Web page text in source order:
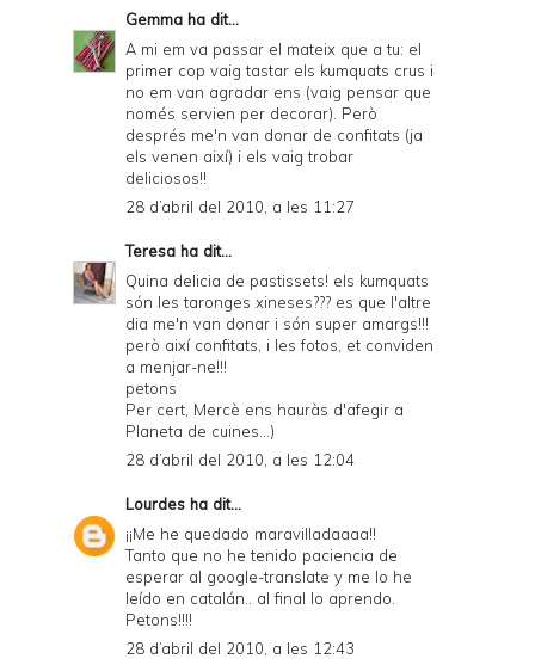
Gemma ha dit...
A mi em va passar el mateix que a tu: el
primer cop vaig tastar els kumquats crus i
no em van agradar ens (vaig pensar que
només servien per decorar). Però
després me'n van donar de confitats (ja
els venen així) i els vaig trobar
deliciosos!!
28 d’abril del 2010, a les 11:27
Teresa ha dit...
Quina delicia de pastissets! els kumquats
són les taronges xineses??? es que l'altre
dia me'n van donar i són super amargs!!!
però així confitats, i les fotos, et conviden
a menjar-ne!!!
petons
Per cert, Mercè ens hauràs d'afegir a
Planeta de cuines...)
28 d’abril del 2010, a les 12:04
Lourdes ha dit...
¡¡Me he quedado maravilladaaaa!!
Tanto que no he tenido paciencia de
esperar al google-translate y me lo he
leído en catalán.. al final lo aprendo.
Petons!!!!
28 d’abril del 2010, a les 12:43